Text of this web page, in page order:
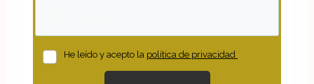
He leído y acepto la política de privacidad